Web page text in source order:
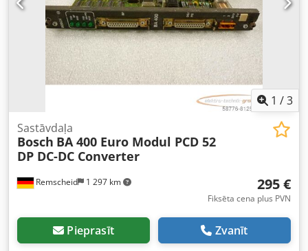
1 /3
Remscheid 1 297 km
Sastāvdaļa
Bosch BA 400 Euro Modul PCD 52
DP DC-DC Converter
295 €
Fiksēta cena plus PVN
Pieprasīt Zvanīt